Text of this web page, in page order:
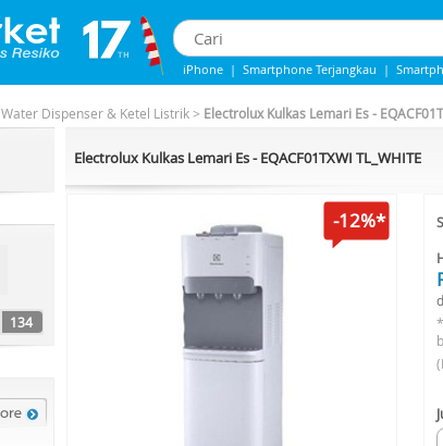
iPhone | Smartphone Terjangkau |
Water Dispenser & Ketel Listrik> Electrolux Kulkas Lemari Es -
134
Electrolux Kulkas Lemari Es - EQACF01TXWI TL_WHITE
-12%*